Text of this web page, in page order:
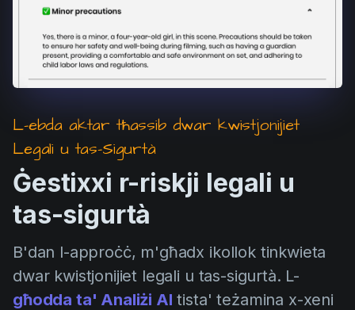
L-ebda aktar tħassib dwar kwistjonijiet
Legali u tas-Sigurtà
Ġestixxi r-riskji legali u
tas-sigurtà
B'dan l-approċċ, m'għadx ikollok tinkwieta
dwar kwistjonijiet legali u tas-sigurtà. L-
għodda ta' Analiżi AI tista' teżamina x-xeni